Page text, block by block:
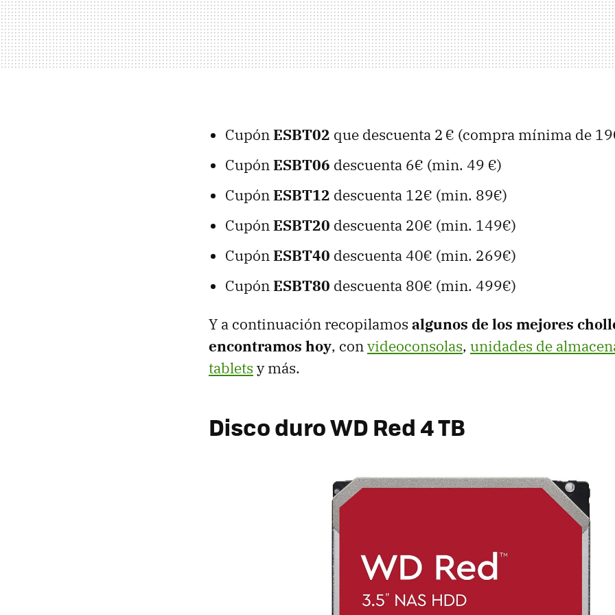
CupónESBT02 que descuenta 2 € (compra mínima de
CupónESBT06 descuenta 6€ (min. 49 €)
CupónESBT12 descuenta 12€ (min. 89€)
CupónESBT20 descuenta 20€ (min. 149€)
CupónESBT40 descuenta 40€ (min. 269€)
CupónESBT80 descuenta 80€ (min. 499€)
Y a continuación recopilamos algunos de los mejores
encontramos hoy, convideoconsolas, unidades de
tablets y más.
Disco duro WD Red 4 TB